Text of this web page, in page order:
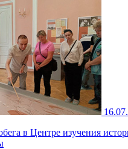
в Центре изучения